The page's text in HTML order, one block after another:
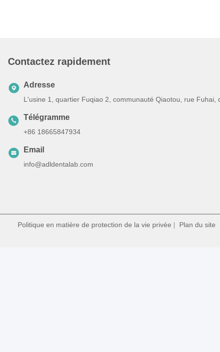
Contactez rapidement
Adresse
L'usine 1, quartier Fuqiao 2, communauté Qiaotou, rue
Télégramme
+86 18665847934
Email
info@adldentalab.com
Politique en matière de protection de la vie privée | Plan du site